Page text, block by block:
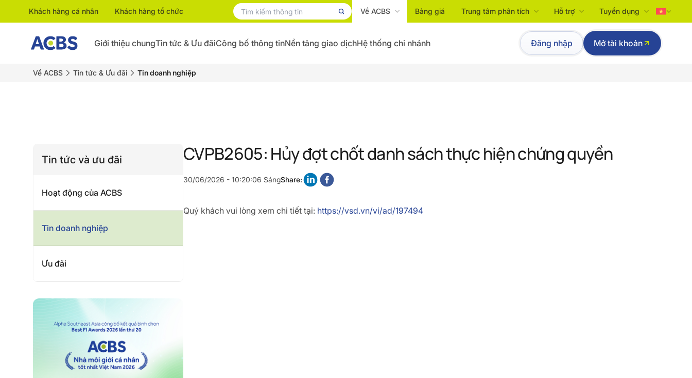
Khách hàng cá nhân Khách hàng tổ chức Về ACBS Bảng giá Trung tâm phân tích Hỗ trợ Tuyển dụng
Tiếng Việt
English
Giới thiệu chungTin tức & Ưu đãiCông bố thông tinNền tảng giao dịchHệ thống chi nhánh Đăng nhập Mở tài khoản
Về ACBS Tin tức & Ưu đãi Tin doanh nghiệp
Tin tức và ưu đãi
Hoạt động của ACBS
Tin doanh nghiệp
Ưu đãi
CVPB2605: Hủy đợt chốt danh sách thực hiện chứng quyền
30/06/2026 - 10:20:06 SángShare:
Quý khách vui lòng xem chi tiết tại: https://vsd.vn/vi/ad/197494